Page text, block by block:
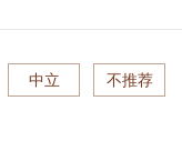
中立 不推荐